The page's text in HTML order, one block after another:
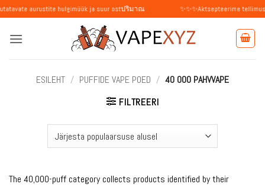
Skip
to
content
hulgimüük ja suur ostปริมาณ ✨✨✨Aktsepteerime tellimusi
ESILEHT / PUFFIDE VAPE POED / 40 000 PAHVVAPE
FILTREERI
The 40,000-puff category collects products identified by their